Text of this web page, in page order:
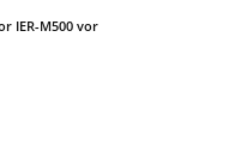
IER-M500 vor